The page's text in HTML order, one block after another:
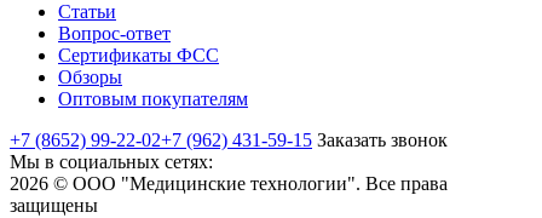
Статьи
Вопрос-ответ
Сертификаты ФСС
Обзоры
Оптовым покупателям
+7 (8652) 99-22-02+7 (962) 431-59-15 Заказать звонок
Мы в социальных сетях:
2026 © ООО "Медицинские технологии". Все права
защищены